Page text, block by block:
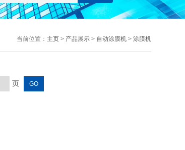
当前位置： 主页> 产品展示> 自动涂膜机> 涂膜机
页